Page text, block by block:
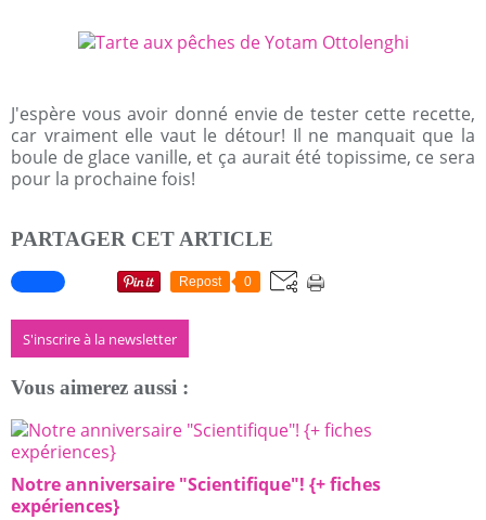
J'espère vous avoir donné envie de tester cette recette,
car vraiment elle vaut le détour! Il ne manquait que la
boule de glace vanille, et ça aurait été topissime, ce sera
pour la prochaine fois!
PARTAGER CET ARTICLE
Repost 0
S'inscrire à la newsletter
Vous aimerez aussi :
Notre anniversaire "Scientifique"! {+ fiches
expériences}